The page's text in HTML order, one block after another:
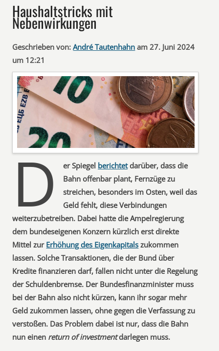
Haushaltstricks mit
Nebenwirkungen
Geschrieben von: André Tautenhahn am 27. Juni 2024
um 12:21
D er Spiegel berichtetdarüber, dass die
Bahn offenbar plant, Fernzüge zu
streichen, besonders im Osten, weil das
Geld fehlt, diese Verbindungen
weiterzubetreiben. Dabei hatte die Ampelregierung
dem bundeseigenen Konzern kürzlich erst direkte
Mittel zur Erhöhung des Eigenkapitals zukommen
lassen. Solche Transaktionen, die der Bund über
Kredite finanzieren darf, fallen nicht unter die Regelung
der Schuldenbremse. Der Bundesfinanzminister muss
bei der Bahn also nicht kürzen, kann ihr sogar mehr
Geld zukommen lassen, ohne gegen die Verfassung zu
verstoßen. Das Problem dabei ist nur, dass die Bahn
nun einen return of investmentdarlegen muss.